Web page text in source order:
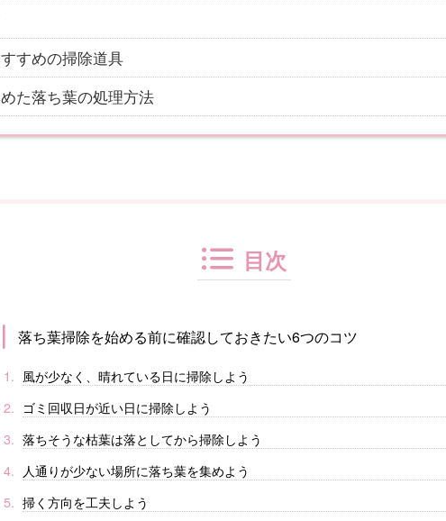
すめの掃除道具
た落ち葉の処理方法
目次
落ち葉掃除を始める前に確認しておきたい6つのコツ
風が少なく、晴れている日に掃除しよう
ゴミ回収日が近い日に掃除しよう
落ちそうな枯葉は落としてから掃除しよう
人通りが少ない場所に落ち葉を集めよう
掃く方向を工夫しよう